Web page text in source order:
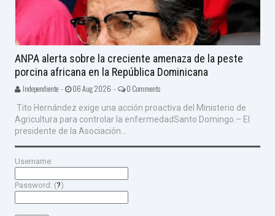
ANPA alerta sobre la creciente amenaza de la peste
porcina africana en la República Dominicana
Independiente - 06 Aug 2026 - 0 Comments
Tito Hernández exige una acción proactiva del Ministerio de
Agricultura para controlar la enfermedadSanto Domingo.– El
presidente de la Asociación...
Username:
Password: (?)